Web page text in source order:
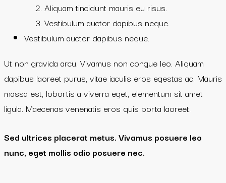
Aliquam tincidunt mauris eu risus.
Vestibulum auctor dapibus neque.
Vestibulum auctor dapibus neque.
Ut non gravida arcu. Vivamus non congue leo. Aliquam
dapibus laoreet purus, vitae iaculis eros egestas ac. Mauris
massa est, lobortis a viverra eget, elementum sit amet
ligula. Maecenas venenatis eros quis porta laoreet.
Sed ultrices placerat metus. Vivamus posuere leo
nunc, eget mollis odio posuere nec.